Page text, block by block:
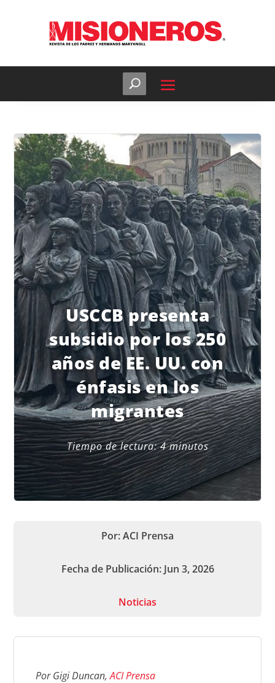
USCCB presenta
subsidio por los 250
años de EE. UU. con
énfasis en los
migrantes
Tiempo de lectura: 4 minutos
Por: ACI Prensa
Fecha de Publicación: Jun 3, 2026
Noticias
Por Gigi Duncan,ACI Prensa